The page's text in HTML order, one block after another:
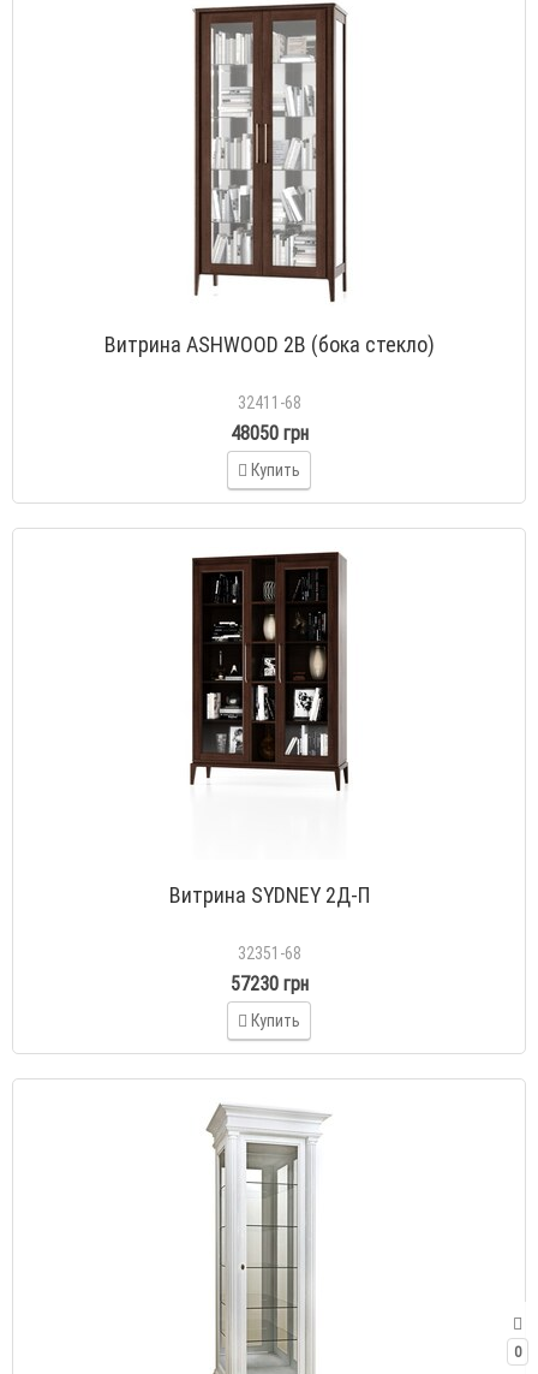
0
Витрина ASHWOOD 2В (бока стекло)
32411-68
48050 грн
Купить
Витрина SYDNEY 2Д-П
32351-68
57230 грн
Купить